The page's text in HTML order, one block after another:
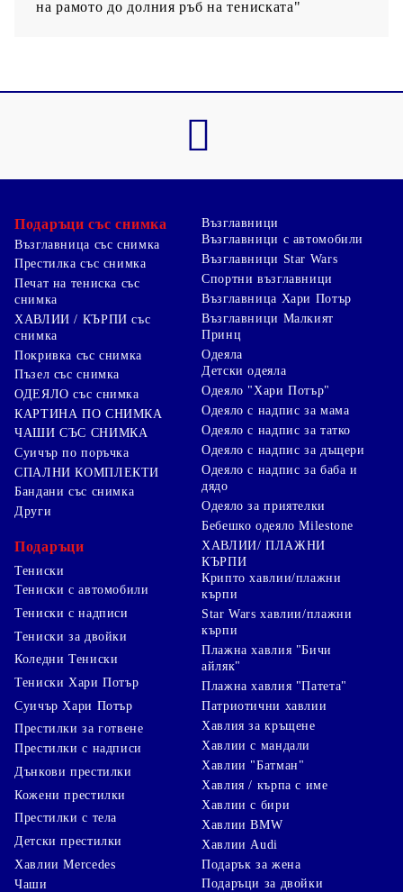
на рамото до долния ръб на тениската"
Подаръци със снимка
Възглавница със снимка
Престилка със снимка
Печат на тениска със
снимка
ХАВЛИИ / КЪРПИ със
снимка
Покривка със снимка
Пъзел със снимка
ОДЕЯЛО със снимка
КАРТИНА ПО СНИМКА
ЧАШИ СЪС СНИМКА
Суичър по поръчка
СПАЛНИ КОМПЛЕКТИ
Бандани със снимка
Други
Подаръци
Тениски
Тениски с автомобили
Тениски с надписи
Тениски за двойки
Коледни Тениски
Тениски Хари Потър
Суичър Хари Потър
Престилки за готвене
Престилки с надписи
Дънкови престилки
Кожени престилки
Престилки с тела
Детски престилки
Възглавници
Възглавници с автомобили
Възглавници Star Wars
Спортни възглавници
Възглавница Хари Потър
Възглавници Малкият
Принц
Одеяла
Детски одеяла
Одеяло "Хари Потър"
Одеяло с надпис за мама
Одеяло с надпис за татко
Одеяло с надпис за дъщери
Одеяло с надпис за баба и
дядо
Одеяло за приятелки
Бебешко одеяло Milestone
ХАВЛИИ/ ПЛАЖНИ
КЪРПИ
Крипто хавлии/плажни
кърпи
Star Wars хавлии/плажни
кърпи
Плажна хавлия "Бичи
айляк"
Плажна хавлия "Патета"
Патриотични хавлии
Хавлия за кръщене
Хавлии с мандали
Хавлии "Батман"
Хавлия / кърпа с име
Хавлии с бири
Хавлии BMW
Хавлии Audi
Хавлии Mercedes
Чаши
Подарък за жена
Подаръци за двойки